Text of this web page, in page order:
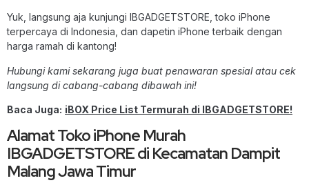
Yuk, langsung aja kunjungi IBGADGETSTORE, toko iPhone
terpercaya di Indonesia, dan dapetin iPhone terbaik dengan
harga ramah di kantong!
Hubungi kami sekarang juga buat penawaran spesial atau cek
langsung di cabang-cabang dibawah ini!
Baca Juga: iBOX Price List Termurah di IBGADGETSTORE!
Alamat Toko iPhone Murah
IBGADGETSTORE di Kecamatan Dampit
Malang Jawa Timur